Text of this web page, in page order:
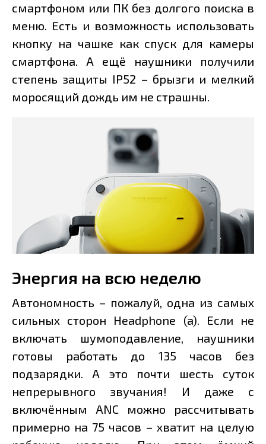
смартфоном или ПК без долгого поиска в
меню. Есть и возможность использовать
кнопку на чашке как спуск для камеры
смартфона. А ещё наушники получили
степень защиты IP52 – брызги и мелкий
моросящий дождь им не страшны.
Энергия на всю неделю
Автономность – пожалуй, одна из самых
сильных сторон Headphone (a). Если не
включать шумоподавление, наушники
готовы работать до 135 часов без
подзарядки. А это почти шесть суток
непрерывного звучания! И даже с
включённым ANC можно рассчитывать
примерно на 75 часов – хватит на целую